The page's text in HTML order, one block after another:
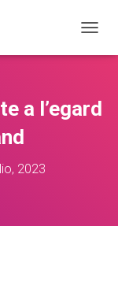
A
A
a l’egard
2023